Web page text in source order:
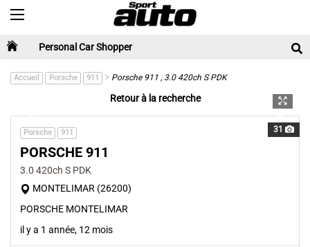
Toggle navigation
Personal Car Shopper
Accueil Porsche 911 > Porsche 911 , 3.0 420ch S PDK
Retour à la recherche
31
Next
Porsche 911
PORSCHE 911
3.0 420ch S PDK
MONTELIMAR (26200)
PORSCHE MONTELIMAR
il y a 1 année, 12 mois